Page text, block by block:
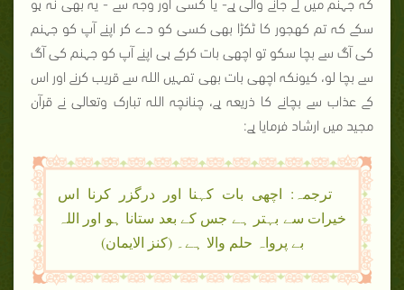
سکے کہ تم کھجور کا ٹکڑا بھی کسی کو دے کر اپنے آپ کو جہنم
کی آگ سے بچا سکو تو اچھی بات کرکے ہی اپنے آپ کو جہنم کی آگ
سے بچا لو، کیونکہ اچھی بات بھی تمہیں اللہ سے قریب کرنے اور اس
کے عذاب سے بچانے کا ذریعہ ہے، چنانچہ اللہ تبارک وتعالی نے قرآن
مجید میں ارشاد فرمایا ہے:
ترجمہ: اچھی بات کہنا اور درگزر کرنا اس
خیرات سے بہتر ہے جس کے بعد ستانا ہو اور اللہ
بے پرواہ حلم والا ہے۔ (کنز الایمان)